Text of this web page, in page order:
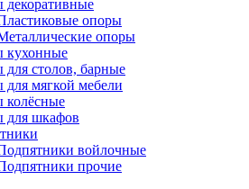
опоры
опоры
кухонные
столов, барные
мягкой мебели
для шкафов
войлочные
прочие